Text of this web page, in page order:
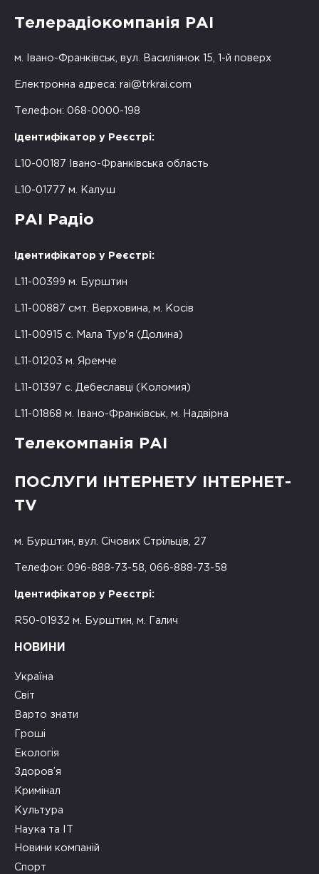
Телерадіокомпанія РАІ
м. Івано-Франківськ, вул. Василіянок 15, 1-й поверх
Електронна адреса: rai@trkrai.com
Телефон: 068-0000-198
Ідентифікатор у Реєстрі:
L10-00187 Івано-Франківська область
L10-01777 м. Калуш
РАІ Радіо
Ідентифікатор у Реєстрі:
L11-00399 м. Бурштин
L11-00887 смт. Верховина, м. Косів
L11-00915 с. Мала Тур'я (Долина)
L11-01203 м. Яремче
L11-01397 с. Дебеславці (Коломия)
L11-01868 м. Івано-Франківськ, м. Надвірна
Телекомпанія РАІ
ПОСЛУГИ ІНТЕРНЕТУ ІНТЕРНЕТ-
TV
м. Бурштин, вул. Січових Стрільців, 27
Телефон: 096-888-73-58, 066-888-73-58
Ідентифікатор у Реєстрі:
R50-01932 м. Бурштин, м. Галич
НОВИНИ
Україна
Світ
Варто знати
Гроші
Екологія
Здоров’я
Кримінал
Культура
Наука та ІТ
Новини компаній
Спорт